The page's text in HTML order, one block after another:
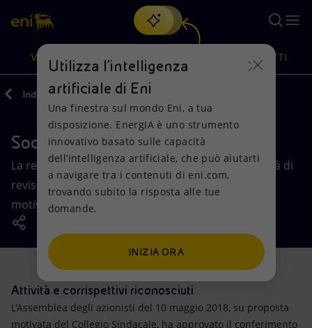
Cerca
scopri EnergIA, la nostra nuova soluzione di intelligenza
artificiale.
VISIONE
Visione
Mission e valori
Persone e Partnership
Net Zero
Modello satellitare
Energia accessibile
Azioni
Diversificazione energetica
Tecnologie per la transizione
Collaborazioni per l'innovazione
Attività nel mondo
PRODOTTI
Prodotti
Imprese
Mobilità
Indietro Governance Controlli e rischi
Società di Revisione Legale
La revisione legale dei conti è affidata a una Società di
revisione nominata dall'Assemblea, su proposta
motivata del Collegio Sindacale.
Attività e corrispettivi riconosciuti
L'Assemblea degli azionisti del 10 maggio 2018, su proposta
motivata del Collegio Sindacale, ha approvato il conferimento
Utilizza l'intelligenza
artificiale di Eni
Una finestra sul mondo Eni, a tua
disposizione. EnergIA è uno strumento
innovativo basato sulle capacità
dell’intelligenza artificiale, che può aiutarti
a navigare tra i contenuti di eni.com,
trovando subito la risposta alle tue
domande.
INIZIA ORA